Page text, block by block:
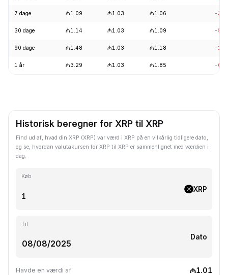
7 dage ₼1.09 ₼1.03 ₼1.06 -
30 dage ₼1.14 ₼1.03 ₼1.09 -
90 dage ₼1.48 ₼1.03 ₼1.18 -
1 år ₼3.29 ₼1.03 ₼1.85 -
Historisk beregner for XRP til XRP
Find ud af, hvad din XRP (XRP) var værd i XRP på en vilkårlig tidligere dato,
og se, hvordan valutakursen for XRP til XRP er sammenlignet med værdien i
dag.
Køb
XRP
Til
Dato
Havde en værdi af ₼1.01